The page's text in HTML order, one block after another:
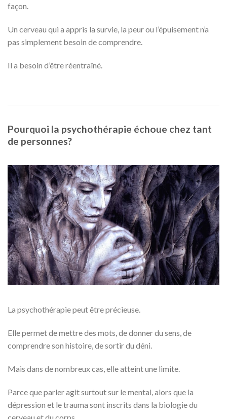
façon.
Un cerveau qui a appris la survie, la peur ou l’épuisement n’a
pas simplement besoin de comprendre.
Il a besoin d’être réentraîné.
Pourquoi la psychothérapie échoue chez tant
de personnes?
La psychothérapie peut être précieuse.
Elle permet de mettre des mots, de donner du sens, de
comprendre son histoire, de sortir du déni.
Mais dans de nombreux cas, elle atteint une limite.
Parce que parler agit surtout sur le mental, alors que la
dépression et le trauma sont inscrits dans la biologie du
cerveau et du corps.